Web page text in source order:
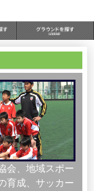
会、地域スポー
育成、サッカー